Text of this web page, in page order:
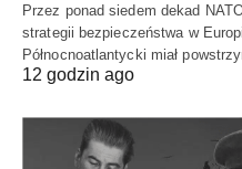
Przez ponad siedem dekad
strategii bezpieczeństwa w
Północnoatlantycki miał
12 godzin ago